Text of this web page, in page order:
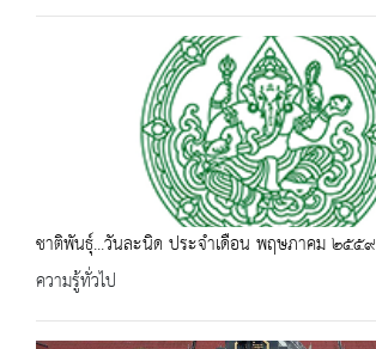
ชาติพันธุ์...วันละนิด ประจำเดือน พฤษภาคม ๒๕๕๙
ความรู้ทั่วไป